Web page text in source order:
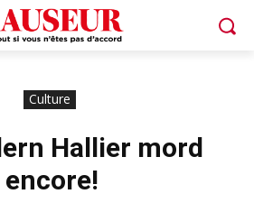
Culture
Hallier mord
encore!